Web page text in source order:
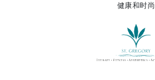
健康和时尚